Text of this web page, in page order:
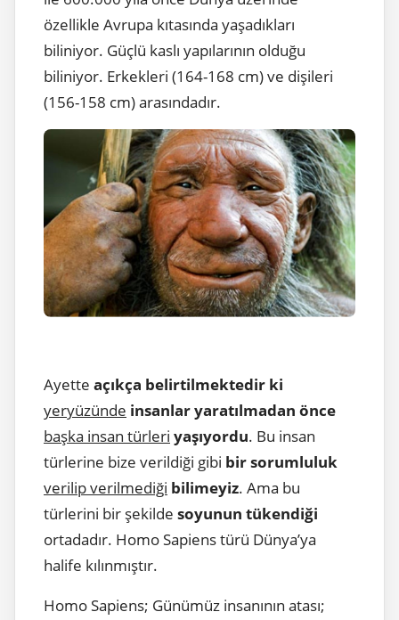
özellikle Avrupa kıtasında yaşadıkları
biliniyor. Güçlü kaslı yapılarının olduğu
biliniyor. Erkekleri (164-168 cm) ve dişileri
(156-158 cm) arasındadır.
Ayette açıkça belirtilmektedir ki
yeryüzünde insanlar yaratılmadan önce
başka insan türleri yaşıyordu. Bu insan
türlerine bize verildiği gibi bir sorumluluk
verilip verilmediği bilimeyiz. Ama bu
türlerini bir şekilde soyunun tükendiği
ortadadır. Homo Sapiens türü Dünya’ya
halife kılınmıştır.
Homo Sapiens; Günümüz insanının atası;